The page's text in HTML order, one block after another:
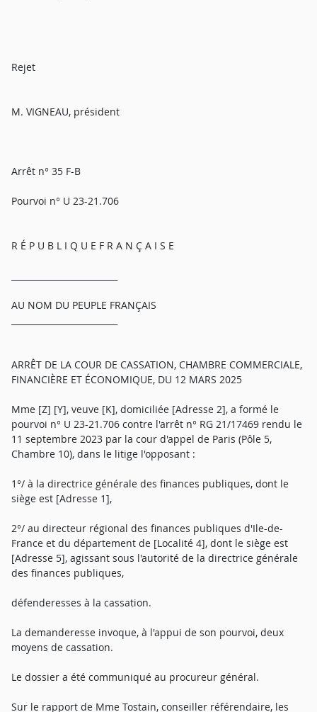
Rejet
M. VIGNEAU, président
Arrêt n° 35 F-B
Pourvoi n° U 23-21.706
R É P U B L I Q U E F R A N Ç A I S E
AU NOM DU PEUPLE FRANÇAIS
ARRÊT DE LA COUR DE CASSATION, CHAMBRE COMMERCIALE,
FINANCIÈRE ET ÉCONOMIQUE, DU 12 MARS 2025
Mme [Z] [Y], veuve [K], domiciliée [Adresse 2], a formé le
pourvoi n° U 23-21.706 contre l'arrêt n° RG 21/17469 rendu le
11 septembre 2023 par la cour d'appel de Paris (Pôle 5,
Chambre 10), dans le litige l'opposant :
1°/ à la directrice générale des finances publiques, dont le
siège est [Adresse 1],
2°/ au directeur régional des finances publiques d'Ile-de-
France et du département de [Localité 4], dont le siège est
[Adresse 5], agissant sous l'autorité de la directrice générale
des finances publiques,
défenderesses à la cassation.
La demanderesse invoque, à l'appui de son pourvoi, deux
moyens de cassation.
Le dossier a été communiqué au procureur général.
Sur le rapport de Mme Tostain, conseiller référendaire, les